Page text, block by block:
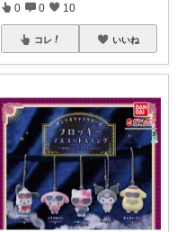
0 0 10
コレ いいね